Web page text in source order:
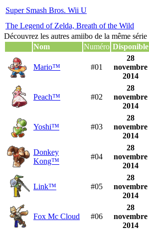
Super Smash Bros. Wii U
The Legend of Zelda, Breath of the Wild
Découvrez les autres amiibo de la même série
Nom
Numéro Disponible
Mario™ #01
28
novembre
2014
Peach™ #02
28
novembre
2014
Yoshi™ #03
28
novembre
2014
Donkey
Kong™
#04
28
novembre
2014
Link™ #05
28
novembre
2014
Fox Mc Cloud #06
28
novembre
2014